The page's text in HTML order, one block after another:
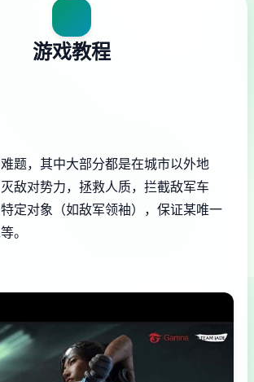
游戏教程
题，其中大部分都是在城市以外地
敌对势力，拯救人质，拦截敌军车
定对象（如敌军领袖），保证某唯一
。